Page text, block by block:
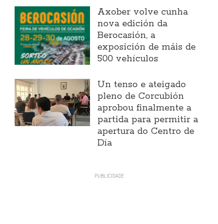
Axober volve cunha
nova edición da
Berocasión, a
exposición de máis de
500 vehículos
Un tenso e ateigado
pleno de Corcubión
aprobou finalmente a
partida para permitir a
apertura do Centro de
Día